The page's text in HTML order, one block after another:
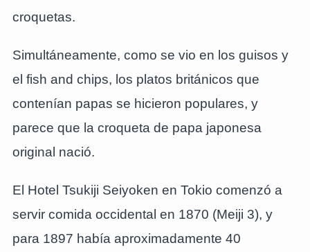
croquetas.
Simultáneamente, como se vio en los guisos y
el fish and chips, los platos británicos que
contenían papas se hicieron populares, y
parece que la croqueta de papa japonesa
original nació.
El Hotel Tsukiji Seiyoken en Tokio comenzó a
servir comida occidental en 1870 (Meiji 3), y
para 1897 había aproximadamente 40